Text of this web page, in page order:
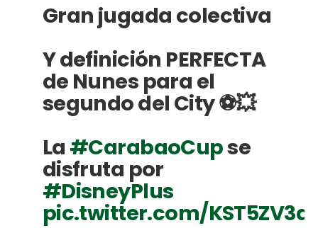
Gran jugada colectiva
Y definición PERFECTA
de Nunes para el
segundo del City ⚽💥
La #CarabaoCupse
disfruta por
#DisneyPlus
pic.twitter.com/